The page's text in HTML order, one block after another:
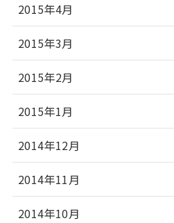
2015年4月
2015年3月
2015年2月
2015年1月
2014年12月
2014年11月
2014年10月